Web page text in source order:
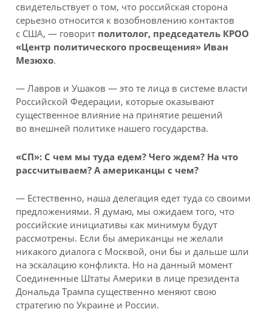
свидетельствует о том, что российская сторона
серьезно относится к возобновлению контактов
с США, — говорит политолог, председатель КРОО
«Центр политического просвещения» Иван
Мезюхо.
— Лавров и Ушаков — это те лица в системе власти
Российской Федерации, которые оказывают
существенное влияние на принятие решений
во внешней политике нашего государства.
«СП»: С чем мы туда едем? Чего ждем? На что
рассчитываем? А американцы с чем?
— Естественно, наша делегация едет туда со своими
предложениями. Я думаю, мы ожидаем того, что
российские инициативы как минимум будут
рассмотрены. Если бы американцы не желали
никакого диалога с Москвой, они бы и дальше шли
на эскалацию конфликта. Но на данный момент
Соединенные Штаты Америки в лице президента
Дональда Трампа существенно меняют свою
стратегию по Украине и России.